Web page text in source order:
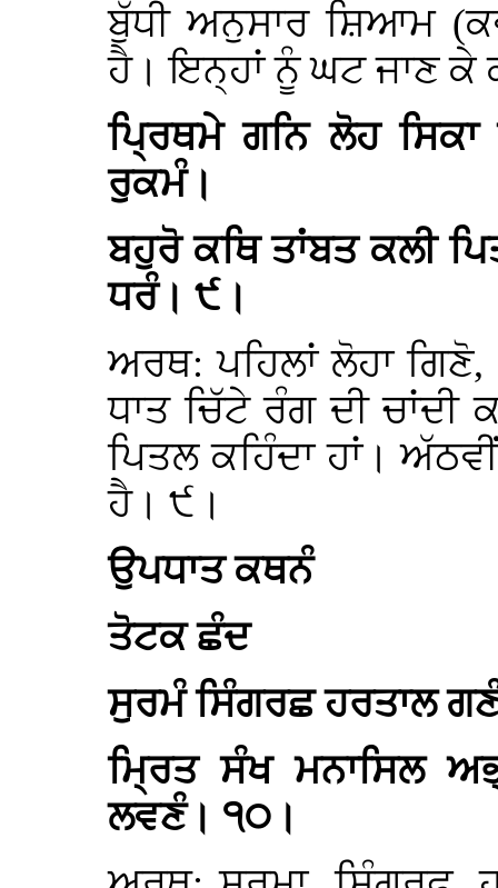
ਬੁੱਧੀ ਅਨੁਸਾਰ ਸ਼ਿਆਮ
ਹੈ। ਇਨ੍ਹਾਂ ਨੂੰ ਘਟ ਜਾਣ ਕੇ
ਪ੍ਰਿਥਮੇ ਗਨਿ ਲੋਹ
ਰੁਕਮੰ।
ਬਹੁਰੋ ਕਥਿ ਤਾਂਬਤ ਕਲੀ
ਧਰੰ। ੯।
ਅਰਥ: ਪਹਿਲਾਂ ਲੋਹਾ
ਧਾਤ ਚਿੱਟੇ ਰੰਗ ਦੀ ਚਾਂਦੀ
ਪਿਤਲ ਕਹਿੰਦਾ ਹਾਂ।
ਹੈ। ੯।
ਉਪਧਾਤ ਕਥਨੰ
ਤੋਟਕ ਛੰਦ
ਸੁਰਮੰ ਸਿੰਗਰਛ ਹਰਤਾਲ
ਮ੍ਰਿਤ ਸੰਖ ਮਨਾਸਿਲ
ਲਵਣੰ। ੧੦।